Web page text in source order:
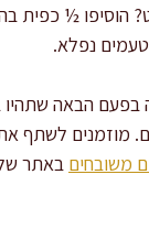
הוסיפו ½ כפית
טעמים נפלא.
בפעם הבאה
לשתף את
משובחים באתר